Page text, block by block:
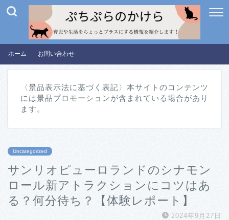
ホーム お問い合わせ
〈景品表示法に基づく表記〉本サイトのコンテンツ
には景品プロモーションが含まれている場合があり
ます。
Uncategorized
サンリオピューロランドのシナモン
ロール新アトラクションにコツはあ
る？何分待ち？【体験レポート】
2024年9月27日